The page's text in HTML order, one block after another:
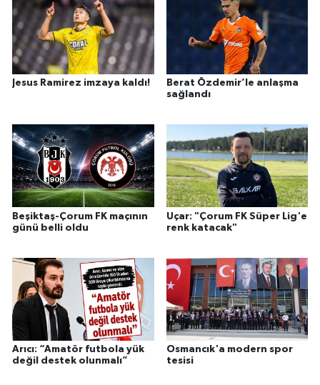
Jesus Ramirez imzaya kaldı!
Berat Özdemir’le anlaşma
sağlandı
Beşiktaş-Çorum FK maçının
günü belli oldu
Uçar: "Çorum FK Süper Lig'e
renk katacak"
Arıcı: “Amatör futbola yük
değil destek olunmalı”
Osmancık'a modern spor
tesisi